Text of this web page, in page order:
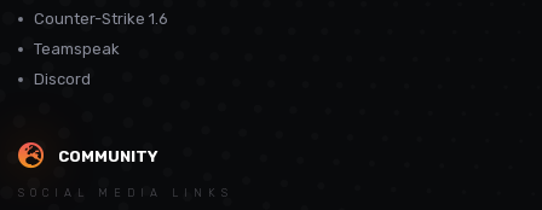
Counter-Strike 1.6
Teamspeak
Discord
COMMUNITY
SOCIAL MEDIA LINKS